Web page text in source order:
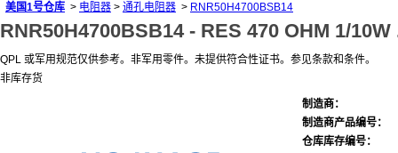
美国1号仓库 > 电阻器 > 通孔电阻器 > RNR50H4700BSB14
RNR50H4700BSB14 - RES 470 OHM 1/
QPL 或军用规范仅供参考。非军用零件。未提供符合性证书。参见条款和条件。
非库存货
制造商：
制造商产品编号：
仓库库存编号：